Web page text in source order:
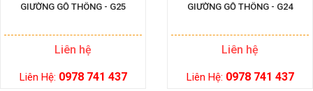
GIƯỜNG GỖ THÔNG - G25
Liên hệ
Liên Hệ: 0978 741 437
GIƯỜNG GỖ THÔNG - G24
Liên hệ
Liên Hệ: 0978 741 437